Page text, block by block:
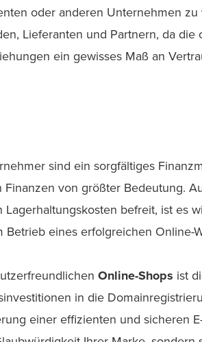
oder anderen Unternehmen
Lieferanten und Partnern, da
ein gewisses Maß an
sind ein sorgfältiges
von größter Bedeutung.
befreit, ist es
Betrieb eines erfolgreichen Online-
Online-Shops ist
in die
einer effizienten und sicheren